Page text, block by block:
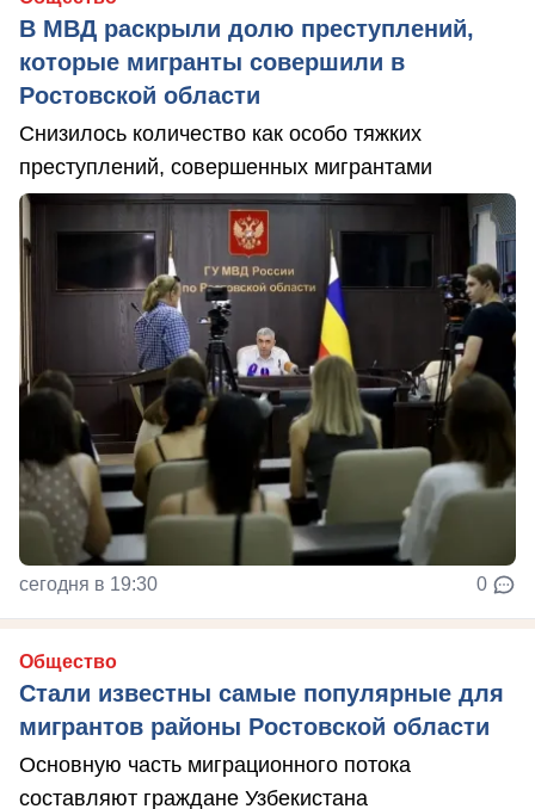
В МВД раскрыли долю преступлений,
которые мигранты совершили в
Ростовской области
Снизилось количество как особо тяжких
преступлений, совершенных мигрантами
сегодня в 19:30 0
Общество
Стали известны самые популярные для
мигрантов районы Ростовской области
Основную часть миграционного потока
составляют граждане Узбекистана